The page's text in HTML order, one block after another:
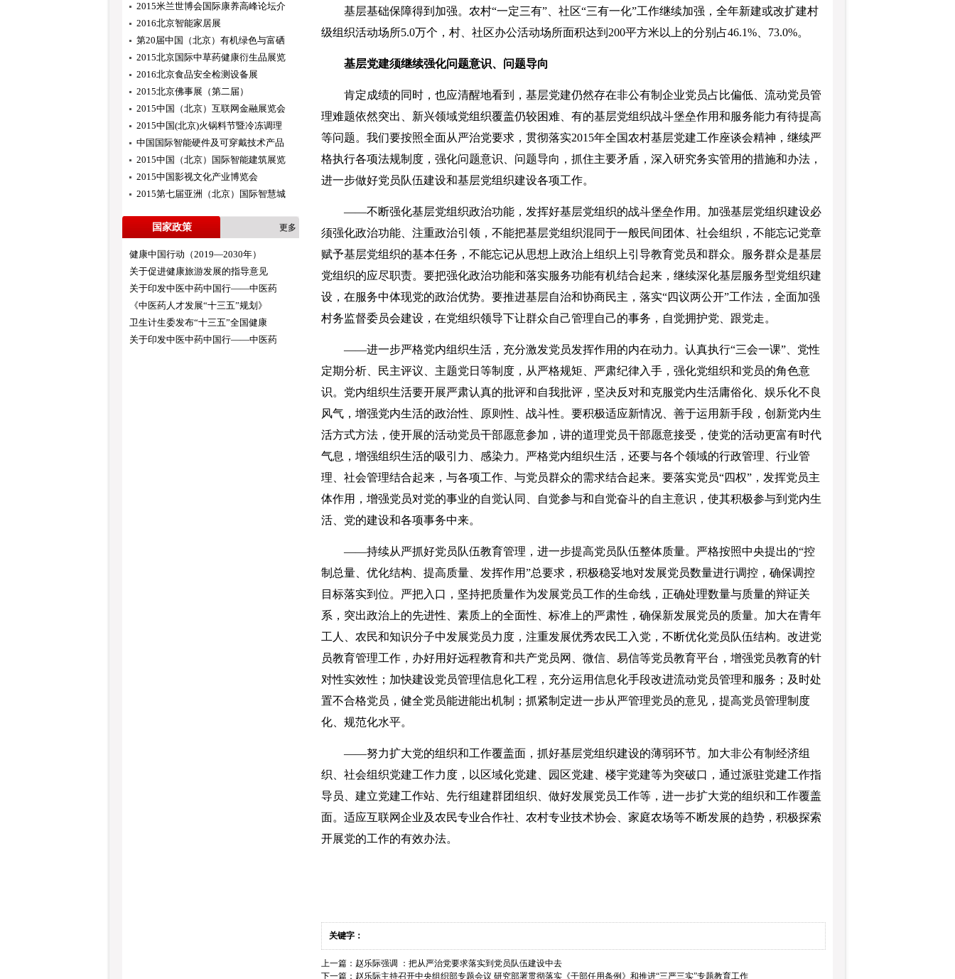
2015米兰世博会国际康养高峰论坛介
2016北京智能家居展
第20届中国（北京）有机绿色与富硒
2015北京国际中草药健康衍生品展览
2016北京食品安全检测设备展
2015北京佛事展（第二届）
2015中国（北京）互联网金融展览会
2015中国(北京)火锅料节暨冷冻调理
中国国际智能硬件及可穿戴技术产品
2015中国（北京）国际智能建筑展览
2015中国影视文化产业博览会
2015第七届亚洲（北京）国际智慧城
国家政策 更多
健康中国行动（2019—2030年）
关于促进健康旅游发展的指导意见
关于印发中医中药中国行——中医药
《中医药人才发展“十三五”规划》
卫生计生委发布“十三五”全国健康
关于印发中医中药中国行——中医药
基层基础保障得到加强。农村“一定三有”、社区“三有一化”工作继续加强，全年新建或改扩建村
级组织活动场所5.0万个，村、社区办公活动场所面积达到200平方米以上的分别占46.1%、73.0%。
基层党建须继续强化问题意识、问题导向
肯定成绩的同时，也应清醒地看到，基层党建仍然存在非公有制企业党员占比偏低、流动党员管
理难题依然突出、新兴领域党组织覆盖仍较困难、有的基层党组织战斗堡垒作用和服务能力有待提高
等问题。我们要按照全面从严治党要求，贯彻落实2015年全国农村基层党建工作座谈会精神，继续严
格执行各项法规制度，强化问题意识、问题导向，抓住主要矛盾，深入研究务实管用的措施和办法，
进一步做好党员队伍建设和基层党组织建设各项工作。
——不断强化基层党组织政治功能，发挥好基层党组织的战斗堡垒作用。加强基层党组织建设必
须强化政治功能、注重政治引领，不能把基层党组织混同于一般民间团体、社会组织，不能忘记党章
赋予基层党组织的基本任务，不能忘记从思想上政治上组织上引导教育党员和群众。服务群众是基层
党组织的应尽职责。要把强化政治功能和落实服务功能有机结合起来，继续深化基层服务型党组织建
设，在服务中体现党的政治优势。要推进基层自治和协商民主，落实“四议两公开”工作法，全面加强
村务监督委员会建设，在党组织领导下让群众自己管理自己的事务，自觉拥护党、跟党走。
——进一步严格党内组织生活，充分激发党员发挥作用的内在动力。认真执行“三会一课”、党性
定期分析、民主评议、主题党日等制度，从严格规矩、严肃纪律入手，强化党组织和党员的角色意
识。党内组织生活要开展严肃认真的批评和自我批评，坚决反对和克服党内生活庸俗化、娱乐化不良
风气，增强党内生活的政治性、原则性、战斗性。要积极适应新情况、善于运用新手段，创新党内生
活方式方法，使开展的活动党员干部愿意参加，讲的道理党员干部愿意接受，使党的活动更富有时代
气息，增强组织生活的吸引力、感染力。严格党内组织生活，还要与各个领域的行政管理、行业管
理、社会管理结合起来，与各项工作、与党员群众的需求结合起来。要落实党员“四权”，发挥党员主
体作用，增强党员对党的事业的自觉认同、自觉参与和自觉奋斗的自主意识，使其积极参与到党内生
活、党的建设和各项事务中来。
——持续从严抓好党员队伍教育管理，进一步提高党员队伍整体质量。严格按照中央提出的“控
制总量、优化结构、提高质量、发挥作用”总要求，积极稳妥地对发展党员数量进行调控，确保调控
目标落实到位。严把入口，坚持把质量作为发展党员工作的生命线，正确处理数量与质量的辩证关
系，突出政治上的先进性、素质上的全面性、标准上的严肃性，确保新发展党员的质量。加大在青年
工人、农民和知识分子中发展党员力度，注重发展优秀农民工入党，不断优化党员队伍结构。改进党
员教育管理工作，办好用好远程教育和共产党员网、微信、易信等党员教育平台，增强党员教育的针
对性实效性；加快建设党员管理信息化工程，充分运用信息化手段改进流动党员管理和服务；及时处
置不合格党员，健全党员能进能出机制；抓紧制定进一步从严管理党员的意见，提高党员管理制度
化、规范化水平。
——努力扩大党的组织和工作覆盖面，抓好基层党组织建设的薄弱环节。加大非公有制经济组
织、社会组织党建工作力度，以区域化党建、园区党建、楼宇党建等为突破口，通过派驻党建工作指
导员、建立党建工作站、先行组建群团组织、做好发展党员工作等，进一步扩大党的组织和工作覆盖
面。适应互联网企业及农民专业合作社、农村专业技术协会、家庭农场等不断发展的趋势，积极探索
开展党的工作的有效办法。
关键字：
上一篇： 赵乐际强调 ：把从严治党要求落实到党员队伍建设中去
下一篇： 赵乐际主持召开中央组织部专题会议 研究部署贯彻落实《干部任用条例》和推进“三严三实”专题教育工作